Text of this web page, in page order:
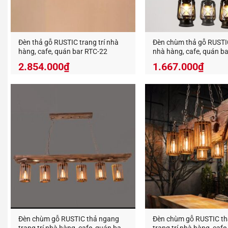
Xem
Việc
nguyên
Treo
Sử
Để
ẩm.
Tư
Đèn thả gỗ RUSTIC trang trí nhà
hàng, cafe, quán bar RTC-22
2.854.000₫
Đèn chùm thả gỗ
nhà hàng, cafe, quán
1.667.000₫
Đèn chùm gỗ RUSTIC thả ngang
Đèn chùm gỗ RUSTIC